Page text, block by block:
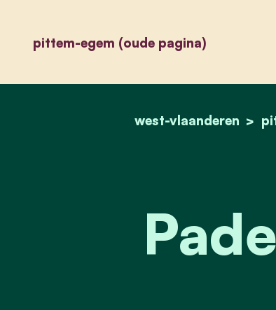
pittem-egem (oude pagina)
west-vlaanderen